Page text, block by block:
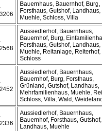
Bauernhaus, Bauernhof, Burg,
Forsthaus, Gutshof, Landhaus,
Muehle, Schloss, Villa
Aussiedlerhof, Bauernhaus,
Bauernhof, Burg,
Forsthaus, Gutshof, Landhaus,
Muehle, Reitanlage, Reiterhof,
Schloss
Aussiedlerhof, Bauernhaus,
Bauernhof, Burg, Forsthaus,
Grünland, Gutshof, Landhaus,
Mehrfamilienhaus, Muehle,
Schloss, Villa, Wald, Weideland
Aussiedlerhof, Bauernhaus,
Bauernhof, Forsthaus, Gutshof,
Landhaus, Muehle